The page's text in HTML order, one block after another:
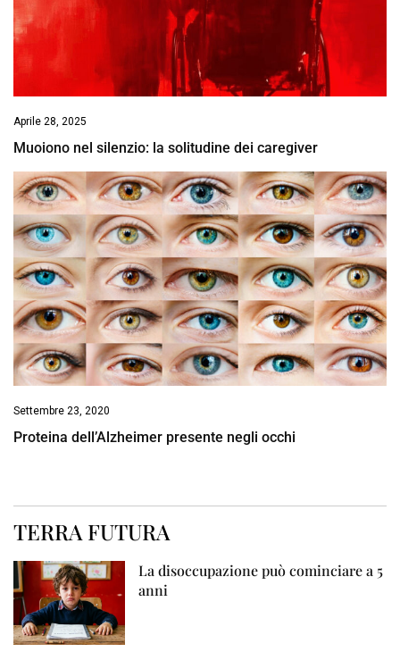
Aprile 28, 2025
Muoiono nel silenzio: la solitudine dei caregiver
Settembre 23, 2020
Proteina dell’Alzheimer presente negli occhi
TERRA FUTURA
La disoccupazione può cominciare a 5
anni